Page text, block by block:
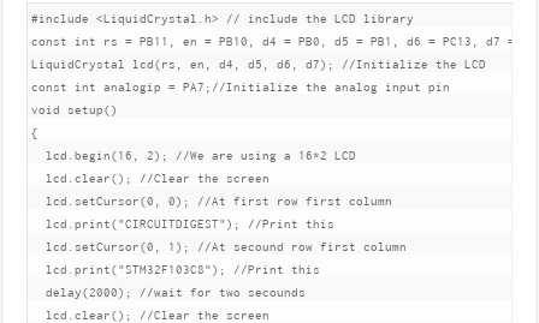
#include <LiquidCrystal.h> // include the LCD library
const int rs = PB11, en = PB10, d4 = PB0, d5 = PB1, d6 = PC13, d7 =
LiquidCrystal lcd(rs, en, d4, d5, d6, d7); //Initialize the LCD
const int analogip = PA7;//Initialize the analog input pin
void setup()
{
lcd.begin(16, 2); //We are using a 16*2 LCD
lcd.clear(); //Clear the screen
lcd.setCursor(0, 0); //At first row first column
lcd.print("CIRCUITDIGEST"); //Print this
lcd.setCursor(0, 1); //At secound row first column
lcd.print("STM32F103C8"); //Print this
delay(2000); //wait for two secounds
lcd.clear(); //Clear the screen